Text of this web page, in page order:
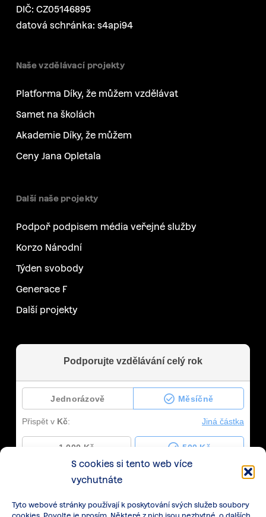
S cookies si tento web více
vychutnáte
Tyto webové stránky používají k poskytování svých služeb soubory
DIČ: CZ05146895
datová schránka: s4api94
Naše vzdělávací projekty
Platforma Díky, že můžem vzdělávat
Samet na školách
Akademie Díky, že můžem
Ceny Jana Opletala
Další naše projekty
Podpoř podpisem média veřejné služby
Korzo Národní
Týden svobody
Generace F
Další projekty